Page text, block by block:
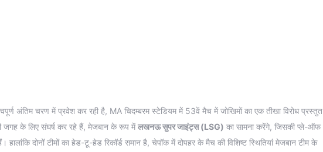
अंतिम चरण में प्रवेश कर रही है, MA चिदम्बरम स्टेडियम में 53वें मैच में जोखिमों का एक तीखा विरोध प्रस्तुत
जगह के लिए संघर्ष कर रहे हैं, मेजबान के रूप मेंलखनऊ सुपर जाइंट्स (LSG) का सामना करेंगे, जिसकी प्ले-ऑफ
दोनों टीमों का हेड-टू-हेड रिकॉर्ड समान है, चेपॉक में दोपहर के मैच की विशिष्ट स्थितियां मेजबान टीम के